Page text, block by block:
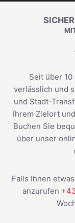
Seit über
verlässlich und
und Stadt-
Ihrem Zielort
Buchen Sie
über unser
Falls Ihnen
anzurufen